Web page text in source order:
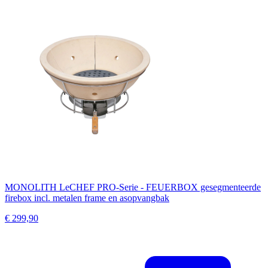
MONOLITH LeCHEF PRO-Serie - FEUERBOX gesegmenteerde
firebox incl. metalen frame en asopvangbak
€ 299,90